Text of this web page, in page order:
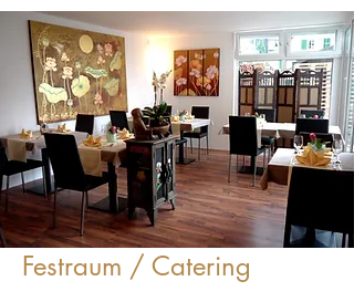
Festraum / Catering